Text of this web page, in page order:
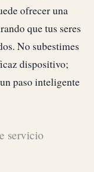
ofrecer una
que tus seres
No subestimes
dispositivo;
paso inteligente
servicio